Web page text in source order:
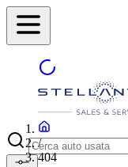
/
404